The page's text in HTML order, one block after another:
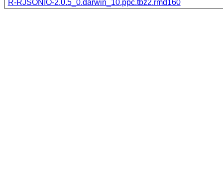
R-RJSONIO-2.0.5_0.darwin_10.ppc.tbz2.rmd160